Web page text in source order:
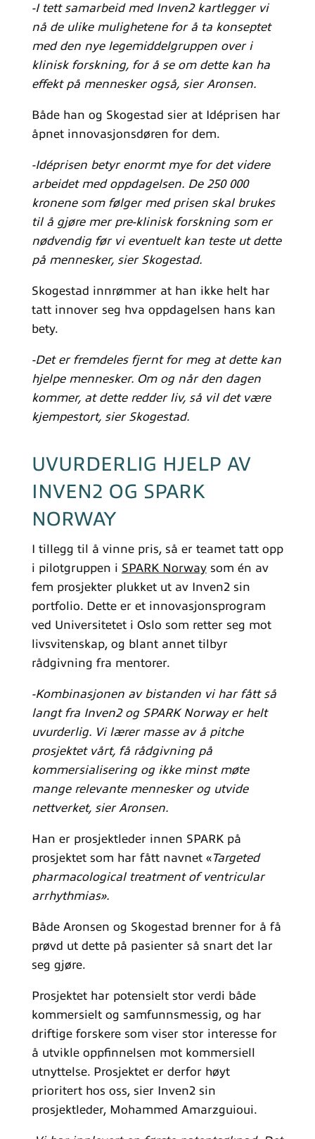
-I tett samarbeid med Inven2 kartlegger vi
nå de ulike mulighetene for å ta konseptet
med den nye legemiddelgruppen over i
klinisk forskning, for å se om dette kan ha
effekt på mennesker også, sier Aronsen.
Både han og Skogestad sier at Idéprisen har
åpnet innovasjonsdøren for dem.
-Idéprisen betyr enormt mye for det videre
arbeidet med oppdagelsen. De 250 000
kronene som følger med prisen skal brukes
til å gjøre mer pre-klinisk forskning som er
nødvendig før vi eventuelt kan teste ut dette
på mennesker, sier Skogestad.
Skogestad innrømmer at han ikke helt har
tatt innover seg hva oppdagelsen hans kan
bety.
-Det er fremdeles fjernt for meg at dette kan
hjelpe mennesker. Om og når den dagen
kommer, at dette redder liv, så vil det være
kjempestort, sier Skogestad.
UVURDERLIG HJELP AV
INVEN2 OG SPARK
NORWAY
I tillegg til å vinne pris, så er teamet tatt opp
i pilotgruppen i SPARK Norwaysom én av
fem prosjekter plukket ut av Inven2 sin
portfolio. Dette er et innovasjonsprogram
ved Universitetet i Oslo som retter seg mot
livsvitenskap, og blant annet tilbyr
rådgivning fra mentorer.
-Kombinasjonen av bistanden vi har fått så
langt fra Inven2 og SPARK Norway er helt
uvurderlig. Vi lærer masse av å pitche
prosjektet vårt, få rådgivning på
kommersialisering og ikke minst møte
mange relevante mennesker og utvide
nettverket, sier Aronsen.
Han er prosjektleder innen SPARK på
prosjektet som har fått navnet «Targeted
pharmacological treatment of ventricular
arrhythmias».
Både Aronsen og Skogestad brenner for å få
prøvd ut dette på pasienter så snart det lar
seg gjøre.
Prosjektet har potensielt stor verdi både
kommersielt og samfunnsmessig, og har
driftige forskere som viser stor interesse for
å utvikle oppfinnelsen mot kommersiell
utnyttelse. Prosjektet er derfor høyt
prioritert hos oss, sier Inven2 sin
prosjektleder, Mohammed Amarzguioui.